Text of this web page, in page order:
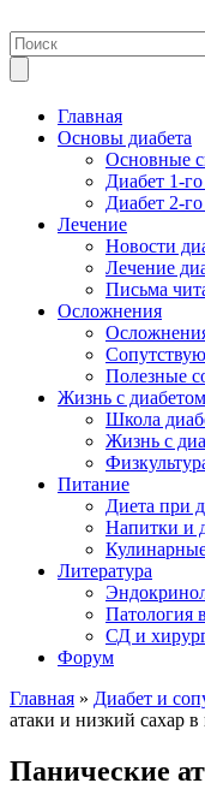
Главная
Основы диабета
Основные
Диабет 1-
Диабет 2-
Лечение
Новости
Лечение
Письма
Осложнения
Полезные
Жизнь с диабетом
Школа
Жизнь с
Питание
Диета при
Напитки и
Литература
Патология
СД и
Форум
Главная » Диабет и
атаки и низкий сахар в
Панические